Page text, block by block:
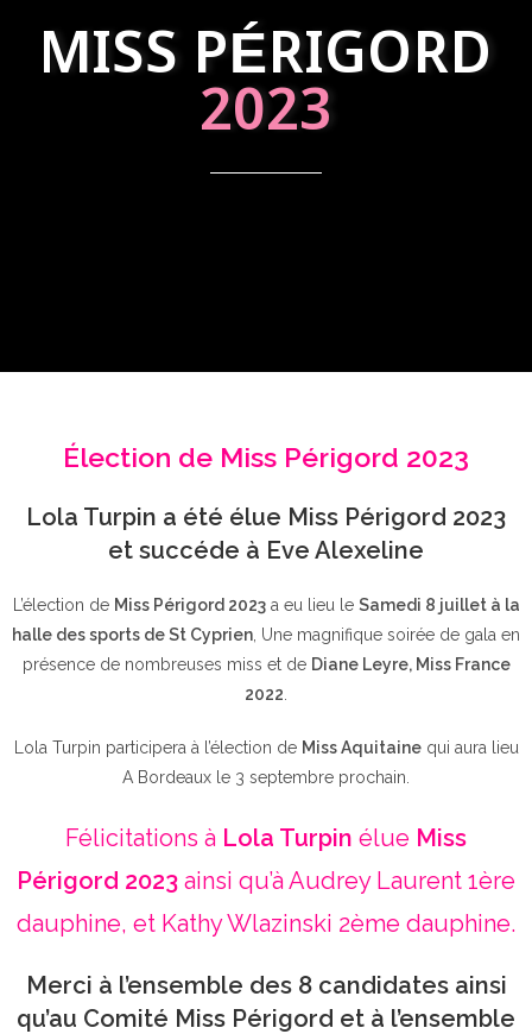
MISS PÉRIGORD
2023
Élection de Miss Périgord 2023
Lola Turpin a été élue Miss Périgord 2023
et succéde à Eve Alexeline
L’élection de Miss Périgord 2023a eu lieu le Samedi 8 juillet à la
halle des sports de St Cyprien , Une magnifique soirée de gala en
présence de nombreuses miss et de Diane Leyre, Miss France
2022
Lola Turpin participera à l’élection de Miss Aquitainequi aura lieu
A Bordeaux le 3 septembre prochain.
Félicitations à Lola Turpin élue Miss
Périgord 2023 ainsi qu’à Audrey Laurent 1ère
dauphine, et Kathy Wlazinski 2ème dauphine.
Merci à l’ensemble des 8 candidates ainsi
qu’au Comité Miss Périgord et à l’ensemble